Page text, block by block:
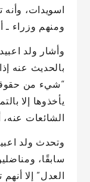
اسويدات، وأنه
ومنهم وزراء ـ
وأشار ولد
بالحديث عنه
“شيء من
يأخذوها إلا
الشائعات عنه،
وتحدث ولد
سابقًا،
العدل” إلا